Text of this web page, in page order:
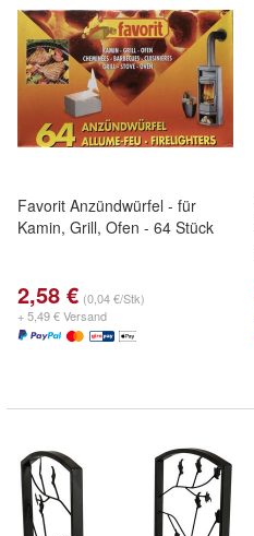
Favorit Anzündwürfel - für
Kamin, Grill, Ofen - 64 Stück
2,58 € (0,04 €/Stk)
+ 5,49 € Versand